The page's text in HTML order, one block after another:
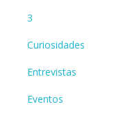
3
Curiosidades
Entrevistas
Eventos